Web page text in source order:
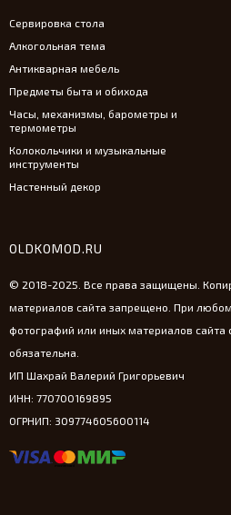
Сервировка стола
Алкогольная тема
Антикварная мебель
Предметы быта и обихода
Часы, механизмы, барометры и
термометры
Колокольчики и музыкальные
инструменты
Настенный декор
OLDKOMOD.RU
© 2018-2025. Все права защищены.
материалов сайта запрещено. При любом
фотографий или иных материалов сайта
обязательна.
ИП Шахрай Валерий Григорьевич
ИНН: 770700169895
ОГРНИП: 309774605600114